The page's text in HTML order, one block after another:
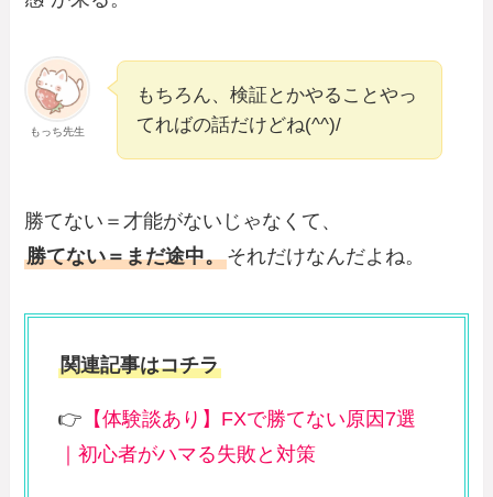
もっち先生
もちろん、検証とかやることやっ
てればの話だけどね(^^)/
勝てない＝才能がないじゃなくて、
勝てない＝まだ途中。それだけなんだよね。
関連記事はコチラ
👉 【体験談あり】FXで勝てない原因7選
｜初心者がハマる失敗と対策